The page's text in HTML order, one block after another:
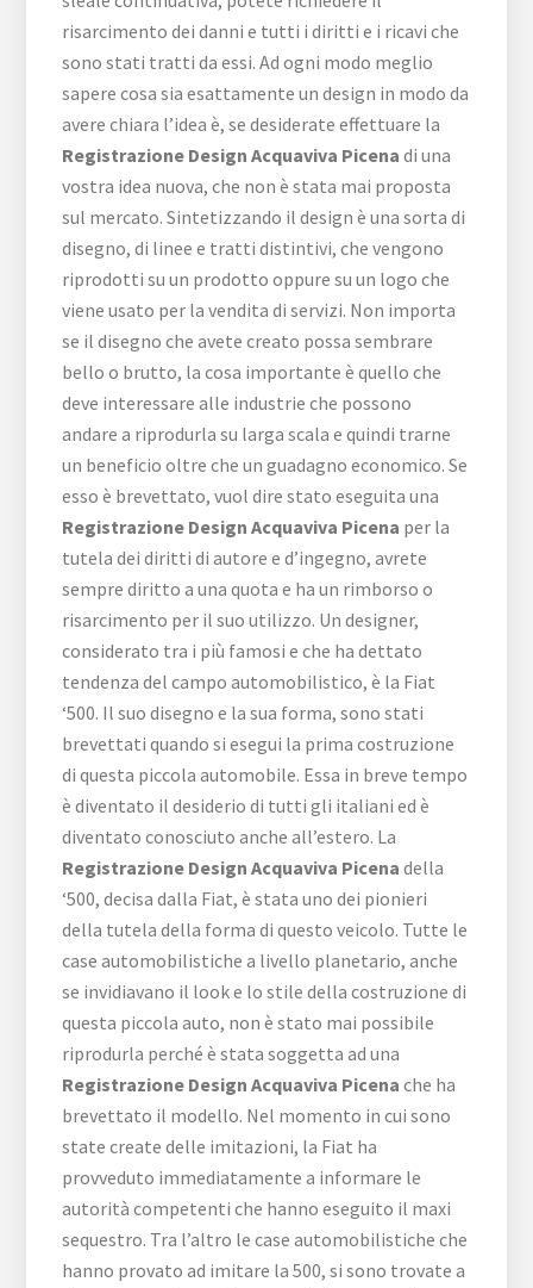
risarcimento dei danni e tutti i diritti e i ricavi che
sono stati tratti da essi. Ad ogni modo meglio
sapere cosa sia esattamente un design in modo da
avere chiara l’idea è, se desiderate effettuare la
Registrazione Design Acquaviva Picena di una
vostra idea nuova, che non è stata mai proposta
sul mercato. Sintetizzando il design è una sorta di
disegno, di linee e tratti distintivi, che vengono
riprodotti su un prodotto oppure su un logo che
viene usato per la vendita di servizi. Non importa
se il disegno che avete creato possa sembrare
bello o brutto, la cosa importante è quello che
deve interessare alle industrie che possono
andare a riprodurla su larga scala e quindi trarne
un beneficio oltre che un guadagno economico. Se
esso è brevettato, vuol dire stato eseguita una
Registrazione Design Acquaviva Picena per la
tutela dei diritti di autore e d’ingegno, avrete
sempre diritto a una quota e ha un rimborso o
risarcimento per il suo utilizzo. Un designer,
considerato tra i più famosi e che ha dettato
tendenza del campo automobilistico, è la Fiat
‘500. Il suo disegno e la sua forma, sono stati
brevettati quando si esegui la prima costruzione
di questa piccola automobile. Essa in breve tempo
è diventato il desiderio di tutti gli italiani ed è
diventato conosciuto anche all’estero. La
Registrazione Design Acquaviva Picena della
‘500, decisa dalla Fiat, è stata uno dei pionieri
della tutela della forma di questo veicolo. Tutte le
case automobilistiche a livello planetario, anche
se invidiavano il look e lo stile della costruzione di
questa piccola auto, non è stato mai possibile
riprodurla perché è stata soggetta ad una
Registrazione Design Acquaviva Picena che ha
brevettato il modello. Nel momento in cui sono
state create delle imitazioni, la Fiat ha
provveduto immediatamente a informare le
autorità competenti che hanno eseguito il maxi
sequestro. Tra l’altro le case automobilistiche che
hanno provato ad imitare la 500, si sono trovate a